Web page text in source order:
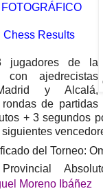
Chess Results
jugadores de la
con ajedrecistas
y Alcalá,
de partidas
+ 3 segundos
del Torneo:
Moreno Ibáñez